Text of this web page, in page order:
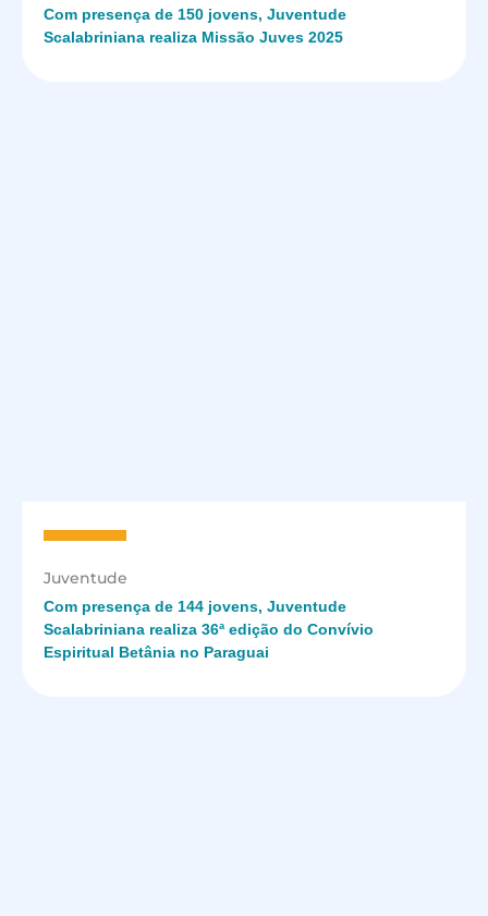
Com presença de 150 jovens, Juventude
Scalabriniana realiza Missão Juves 2025
Juventude
Com presença de 144 jovens, Juventude
Scalabriniana realiza 36ª edição do Convívio
Espiritual Betânia no Paraguai